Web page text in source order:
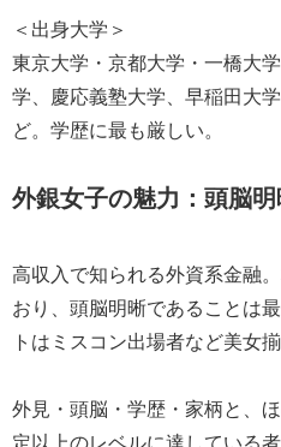
＜出身大学＞
東京大学・京都大学・一橋大
学、慶応義塾大学、早稲田大
ど。学歴に最も厳しい。
外銀女子の魅力：頭脳
高収入で知られる外資系金融
おり、頭脳明晰であることは
トはミスコン出場者など美女
外見・頭脳・学歴・家柄と、
定以上のレベルに達している